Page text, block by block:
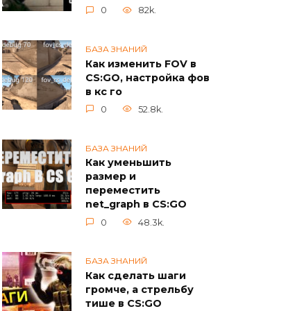
0 82k.
БАЗА ЗНАНИЙ
Как изменить FOV в
CS:GO, настройка фов
в кс го
0 52.8k.
БАЗА ЗНАНИЙ
Как уменьшить
размер и
переместить
net_graph в CS:GO
0 48.3k.
БАЗА ЗНАНИЙ
Как сделать шаги
громче, а стрельбу
тише в CS:GO